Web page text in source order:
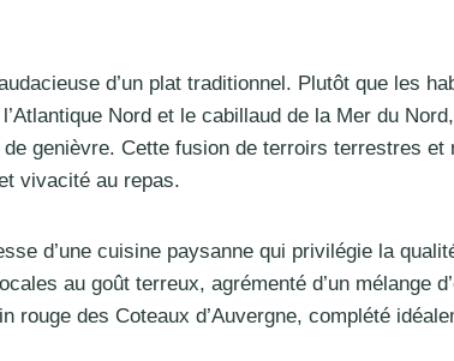
d’un plat traditionnel. Plutôt que les
Nord et le cabillaud de la Mer du
genièvre. Cette fusion de terroirs terrestres et
vivacité au repas.
d’une cuisine paysanne qui privilégie la
au goût terreux, agrémenté d’un mélange
des Coteaux d’Auvergne, complété